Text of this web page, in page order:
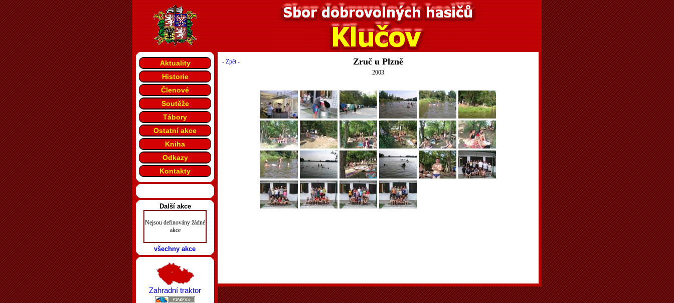
- Zpět - Zruč u Plzně
2003
Aktuality
Historie
Členové
Soutěže
Tábory
Ostatní akce
Kniha
Odkazy
Kontakty
Další akce
Nejsou definovány žádné
akce
všechny akce
Zahradní traktor